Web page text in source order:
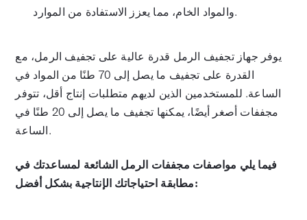
والمواد الخام، مما يعزز الاستفادة من الموارد.
يوفر جهاز تجفيف الرمل قدرة عالية على تجفيف الرمل، مع
القدرة على تجفيف ما يصل إلى 70 طنًا من المواد في
الساعة. للمستخدمين الذين لديهم متطلبات إنتاج أقل، تتوفر
مجففات أصغر أيضًا، يمكنها تجفيف ما يصل إلى 20 طنًا في
الساعة.
فيما يلي مواصفات مجففات الرمل الشائعة لمساعدتك في
مطابقة احتياجاتك الإنتاجية بشكل أفضل: